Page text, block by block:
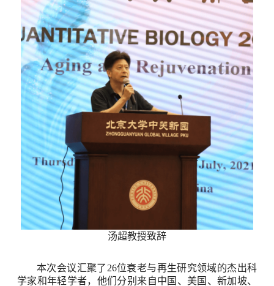
汤超教授致辞
本次会议汇聚了 26位衰老与再生研究领域的杰出科
学家和年轻学者，他们分别来自中国、美国、新加坡、